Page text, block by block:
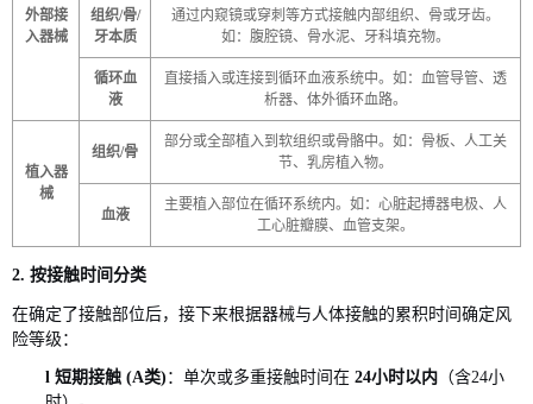
外部接
入器械
组织/骨/
牙本质
通过内窥镜或穿刺等方式接触内部组织、骨或牙齿。
如：腹腔镜、骨水泥、牙科填充物。
循环血
液
直接插入或连接到循环血液系统中。如：血管导管、透
析器、体外循环血路。
植入器
械
组织/骨
部分或全部植入到软组织或骨骼中。如：骨板、人工关
节、乳房植入物。
血液
主要植入部位在循环系统内。如：心脏起搏器电极、人
工心脏瓣膜、血管支架。
2. 按接触时间分类
在确定了接触部位后，接下来根据器械与人体接触的累积时间确定风
险等级 ：
l 短期接触 (A类) ：单次或多重接触时间在 24小时以内 （含24小